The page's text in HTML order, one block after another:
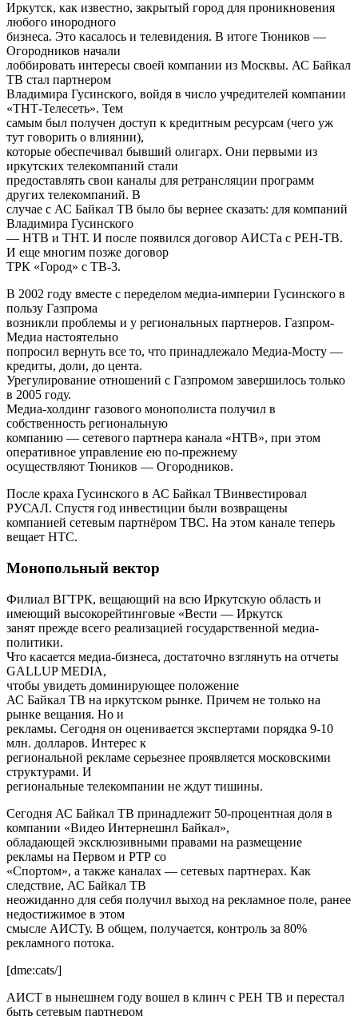
Иркутск, как известно, закрытый город для проникновения
любого инородного
бизнеса. Это касалось и телевидения. В итоге Тюников —
Огородников начали
лоббировать интересы своей компании из Москвы. АС Байкал
ТВ стал партнером
Владимира Гусинского, войдя в число учредителей компании
«ТНТ-Телесеть». Тем
самым был получен доступ к кредитным ресурсам (чего уж
тут говорить о влиянии),
которые обеспечивал бывший олигарх. Они первыми из
иркутских телекомпаний стали
предоставлять свои каналы для ретрансляции программ
других телекомпаний. В
случае с АС Байкал ТВ было бы вернее сказать: для компаний
Владимира Гусинского
— НТВ и ТНТ. И после появился договор АИСТа с РЕН-ТВ.
И еще многим позже договор
ТРК «Город» с ТВ-3.
В 2002 году вместе с переделом медиа-империи Гусинского в
пользу Газпрома
возникли проблемы и у региональных партнеров. Газпром-
Медиа настоятельно
попросил вернуть все то, что принадлежало Медиа-Мосту —
кредиты, доли, до цента.
Урегулирование отношений с Газпромом завершилось только
в 2005 году.
Медиа-холдинг газового монополиста получил в
собственность региональную
компанию — сетевого партнера канала «НТВ», при этом
оперативное управление ею по-прежнему
осуществляют Тюников — Огородников.
После краха Гусинского в АС Байкал ТВинвестировал
РУСАЛ. Спустя год инвестиции были возвращены
компанией сетевым партнёром ТВС. На этом канале теперь
вещает НТС.
Монопольный вектор
Филиал ВГТРК, вещающий на всю Иркутскую область и
имеющий высокорейтинговые «Вести — Иркутск
занят прежде всего реализацией государственной медиа-
политики.
Что касается медиа-бизнеса, достаточно взглянуть на отчеты
GALLUP MEDIA,
чтобы увидеть доминирующее положение
АС Байкал ТВ на иркутском рынке. Причем не только на
рынке вещания. Но и
рекламы. Сегодня он оценивается экспертами порядка 9-10
млн. долларов. Интерес к
региональной рекламе серьезнее проявляется московскими
структурами. И
региональные телекомпании не ждут тишины.
Сегодня АС Байкал ТВ принадлежит 50-процентная доля в
компании «Видео Интернешнл Байкал»,
обладающей эксклюзивными правами на размещение
рекламы на Первом и РТР со
«Спортом», а также каналах — сетевых партнерах. Как
следствие, АС Байкал ТВ
неожиданно для себя получил выход на рекламное поле, ранее
недостижимое в этом
смысле АИСТу. В общем, получается, контроль за 80%
рекламного потока.
[dme:cats/]
АИСТ в нынешнем году вошел в клинч с РЕН ТВ и перестал
быть сетевым партнером